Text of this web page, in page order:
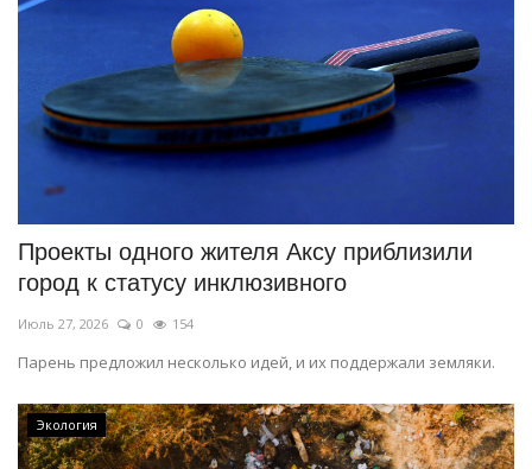
Проекты одного жителя Аксу приблизили
город к статусу инклюзивного
Июль 27, 2026 0 154
Парень предложил несколько идей, и их поддержали земляки.
Экология